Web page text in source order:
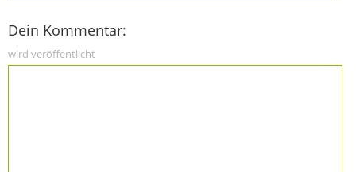
Dein Kommentar:
wird veröffentlicht